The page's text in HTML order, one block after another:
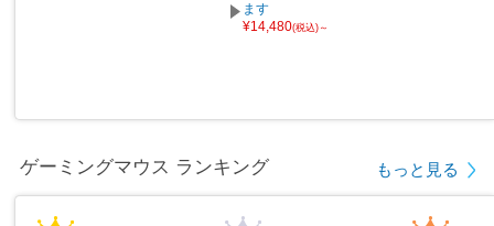
ます
¥14,480(税込)～
ゲーミングマウス ランキング もっと見る